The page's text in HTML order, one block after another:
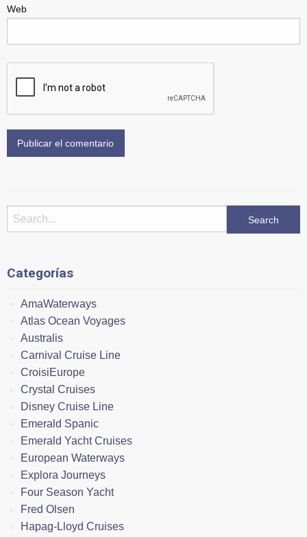
Web
Categorías
AmaWaterways
Atlas Ocean Voyages
Australis
Carnival Cruise Line
CroisiEurope
Crystal Cruises
Disney Cruise Line
Emerald Spanic
Emerald Yacht Cruises
European Waterways
Explora Journeys
Four Season Yacht
Fred Olsen
Hapag-Lloyd Cruises